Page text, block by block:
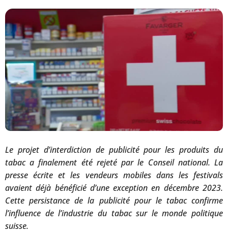
Le projet d’interdiction de publicité pour les produits du
tabac a finalement été rejeté par le Conseil national. La
presse écrite et les vendeurs mobiles dans les festivals
avaient déjà bénéficié d’une exception en décembre 2023.
Cette persistance de la publicité pour le tabac confirme
l’influence de l’industrie du tabac sur le monde politique
suisse.